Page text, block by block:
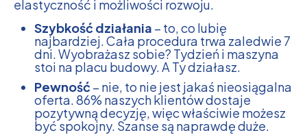
elastyczność i możliwości rozwoju.
Szybkość działania – to, co lubię
najbardziej. Cała procedura trwa zaledwie 7
dni. Wyobrażasz sobie? Tydzień i maszyna
stoi na placu budowy. A Ty działasz.
Pewność – nie, to nie jest jakaś nieosiągalna
oferta. 86% naszych klientów dostaje
pozytywną decyzję, więc właściwie możesz
być spokojny. Szanse są naprawdę duże.